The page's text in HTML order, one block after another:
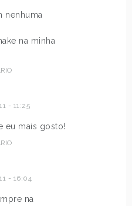
nenhuma
na minha
- 11:25
eu mais gosto!
- 16:04
na